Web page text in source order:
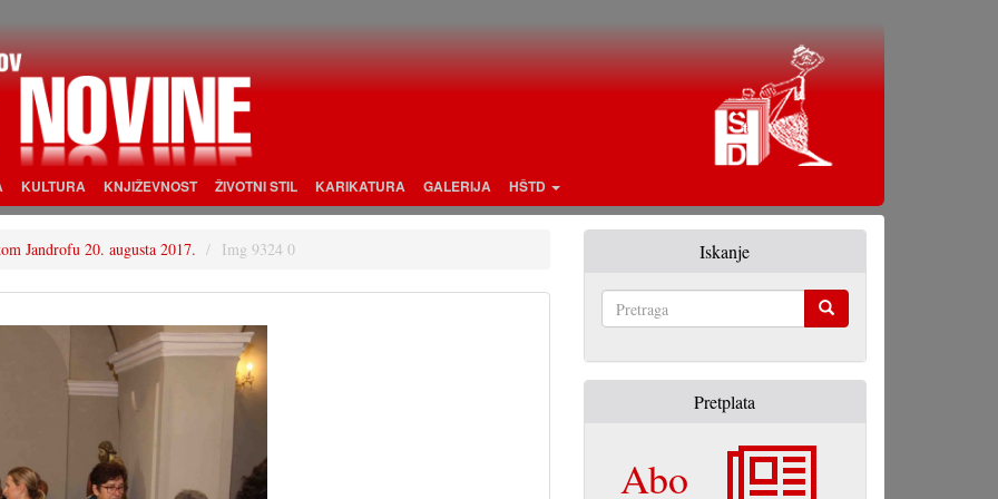
KULTURA KNJIŽEVNOST ŽIVOTNI STIL KARIKATURA GALERIJA HŠTD
Jandrofu 20. augusta 2017. Img 9324 0 Iskanje
Pretplata
Abo